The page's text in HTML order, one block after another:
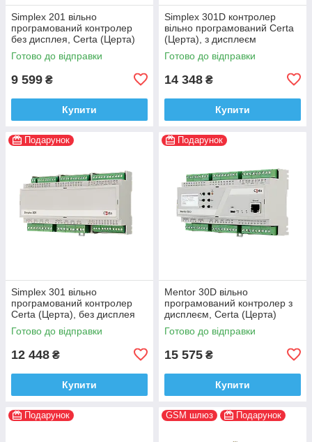
Simplex 201 вільно
програмований контролер
без дисплея, Certa (Церта)
Готово до відправки
9 599 ₴
Купити
Simplex 301D контролер
вільно програмований Certa
(Церта), з дисплеєм
Готово до відправки
14 348 ₴
Купити
Подарунок
Simplex 301 вільно
програмований контролер
Certa (Церта), без дисплея
Готово до відправки
12 448 ₴
Купити
Подарунок
Mentor 30D вільно
програмований контролер з
дисплеєм, Certa (Церта)
Готово до відправки
15 575 ₴
Купити
Подарунок GSM шлюз Подарунок